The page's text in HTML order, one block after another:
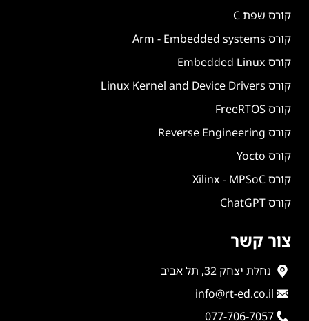
קורס שפת C
קורס Arm - Embedded systems
קורס Embedded Linux
קורס Linux Kernel and Device Drivers
קורס FreeRTOS
קורס Reverse Engineering
קורס Yocto
קורס Xilinx - MPSoC
קורס ChatGPT
צור קשר
נחלת יצחק 32, תל אביב
info@rt-ed.co.il
077-706-7057